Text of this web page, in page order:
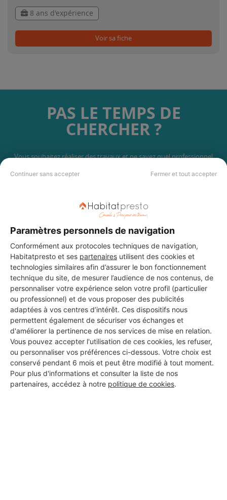
Continuer sans accepter Fermer et tout accepter
Paramètres personnels de navigation
Conformément aux protocoles techniques de navigation,
Habitatpresto et ses partenaires utilisent des cookies et
technologies similaires afin d’assurer le bon fonctionnement
technique du site, de mesurer l’audience de nos contenus, de
personnaliser votre expérience selon votre profil (particulier
ou professionnel) et de vous proposer des publicités
adaptées à vos centres d’intérêt. Ces dispositifs nous
permettent également de sécuriser vos échanges et
d'améliorer la pertinence de nos services de mise en relation.
Vous pouvez accepter l'utilisation de ces cookies, les refuser,
ou personnaliser vos préférences ci-dessous. Votre choix est
conservé pendant 6 mois et peut être modifié à tout moment.
Pour plus d'informations et consulter la liste de nos
partenaires, accédez à notre politique de cookies.
8 ans d'expérience
Voir sa fiche
PAS LE TEMPS DE
CHERCHER ?
Vous souhaitez réaliser des travaux et ne savez quel professionnel
professionnels partout en France.
DEMANDER UN DEVIS
Les 1 autres Installateurs
d'alarmes pour vos travaux à
Thaims
Atelier Dessin Bâtiment 17